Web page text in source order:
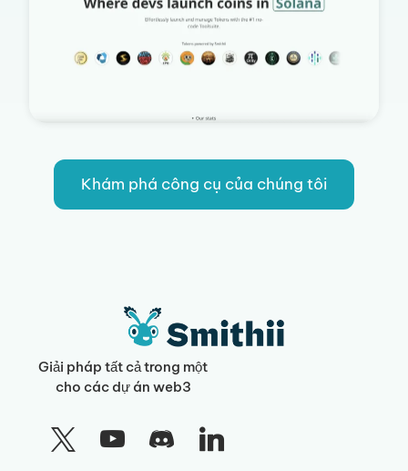
Khám phá công cụ của chúng tôi
Giải pháp tất cả trong một
cho các dự án web3